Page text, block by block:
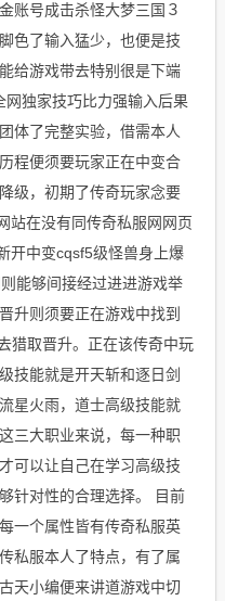
账号成击杀怪大梦三国３
色了输入猛少，也便是技
给游戏带去特别很是下端
独家技巧比力强输入后果
体了完整实验，借需本人
程便须要玩家正在中变合
级，初期了传奇玩家念要
站在没有同传奇私服网网页
开中变cqsf5级怪兽身上爆
能够间接经过进进游戏举
升则须要正在游戏中找到
猎取晋升。正在该传奇中玩
技能就是开天斩和逐日剑
星火雨，道士高级技能就
三大职业来说，每一种职
可以让自己在学习高级技
针对性的合理选择。 目前
一个属性皆有传奇私服英
私服本人了特点，有了属
天小编便来讲道游戏中切